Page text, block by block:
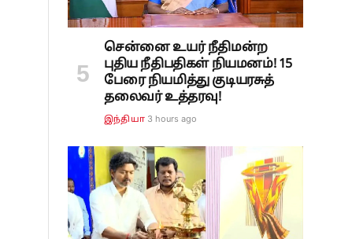
சென்னை உயர் நீதிமன்ற
புதிய நீதிபதிகள் நியமனம்! 15
பேரை நியமித்து குடியரசுத்
தலைவர் உத்தரவு!
இந்தியா 3 hours ago